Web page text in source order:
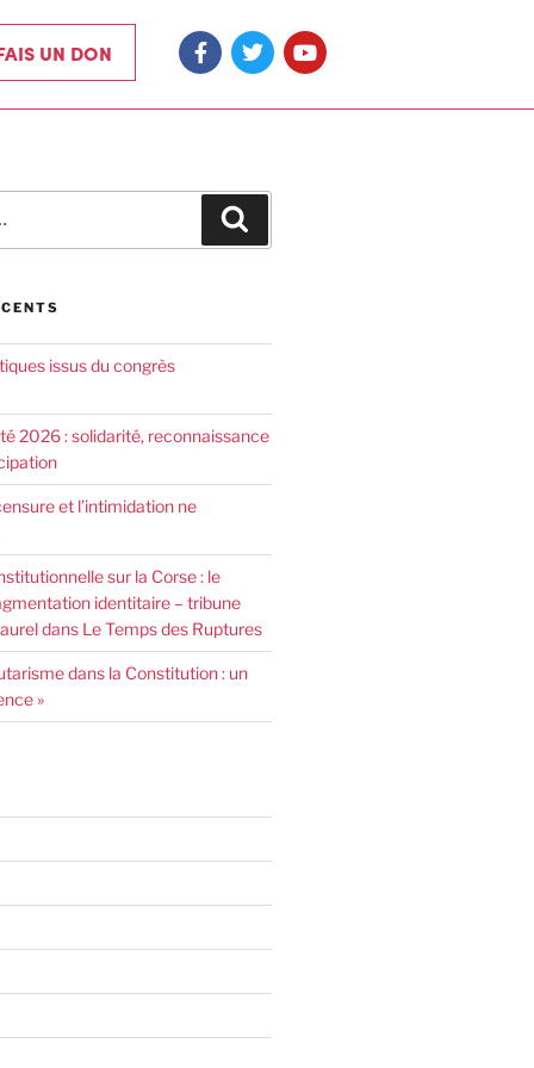
UN DON
issus du congrès
2026 : solidarité, reconnaissance
et l’intimidation ne
sur la Corse : le
identitaire – tribune
dans Le Temps des Ruptures
dans la Constitution : un
»